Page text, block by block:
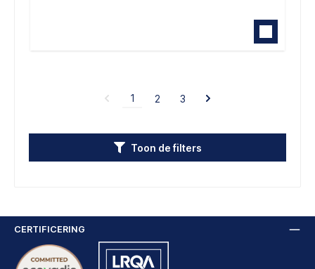
1 2 3
Toon de filters
CERTIFICERING